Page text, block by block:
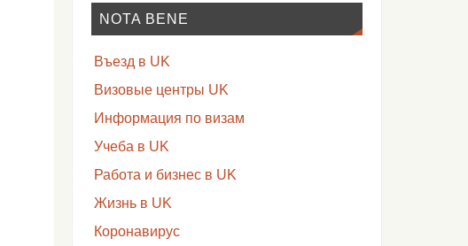
NOTA BENE
Въезд в UK
Визовые центры UK
Информация по визам
Учеба в UK
Работа и бизнес в UK
Жизнь в UK
Коронавирус